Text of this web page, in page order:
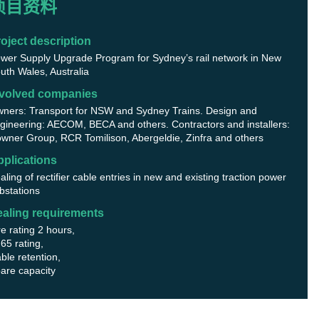
目资料
description
Supply Upgrade Program for Sydney’s rail network in New
Wales, Australia
companies
Transport for NSW and Sydney Trains. Design and
AECOM, BECA and others. Contractors and installers:
Group, RCR Tomilison, Abergeldie, Zinfra and others
of rectifier cable entries in new and existing traction power
requirements
rating 2 hours,
rating,
retention,
capacity